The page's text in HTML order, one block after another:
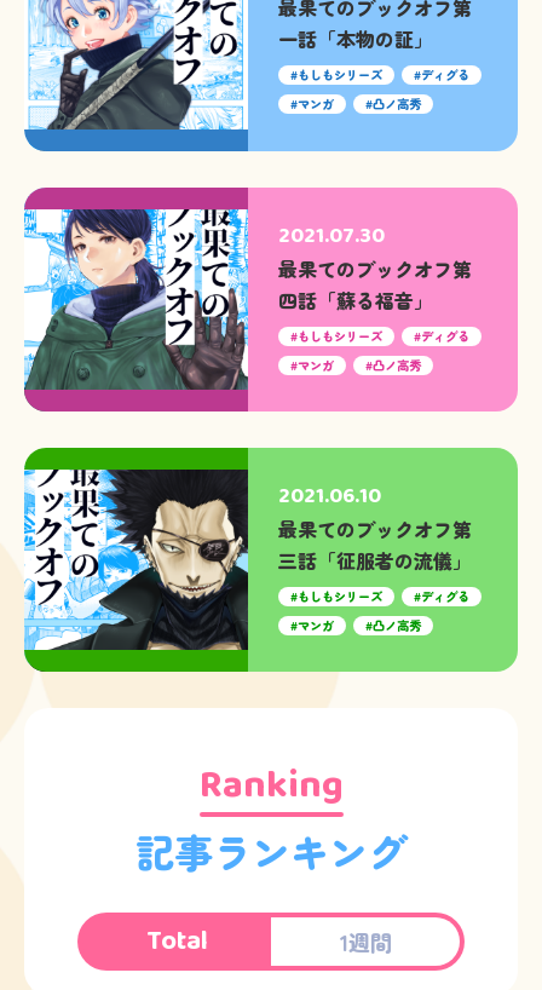
最果てのブックオフ第
一話「本物の証」
もしもシリーズ
ディグる
マンガ
凸ノ高秀
2021.07.30
最果てのブックオフ第
四話「蘇る福音」
もしもシリーズ
ディグる
マンガ
凸ノ高秀
2021.06.10
最果てのブックオフ第
三話「征服者の流儀」
もしもシリーズ
ディグる
マンガ
凸ノ高秀
Ranking
記事ランキング
Total 1週間